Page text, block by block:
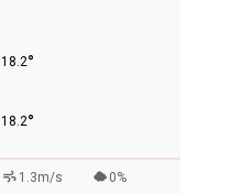
18.2°
18.2°
1.3m/s 0%